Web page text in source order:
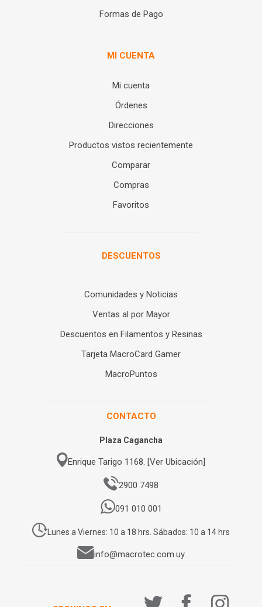
Formas de Pago
MI CUENTA
Mi cuenta
Órdenes
Direcciones
Productos vistos recientemente
Comparar
Compras
Favoritos
DESCUENTOS
Comunidades y Noticias
Ventas al por Mayor
Descuentos en Filamentos y Resinas
Tarjeta MacroCard Gamer
MacroPuntos
CONTACTO
Plaza Cagancha
Enrique Tarigo 1168. [Ver Ubicación]
2900 7498
091 010 001
Lunes a Viernes: 10 a 18 hrs. Sábados: 10 a 14 hrs
info@macrotec.com.uy